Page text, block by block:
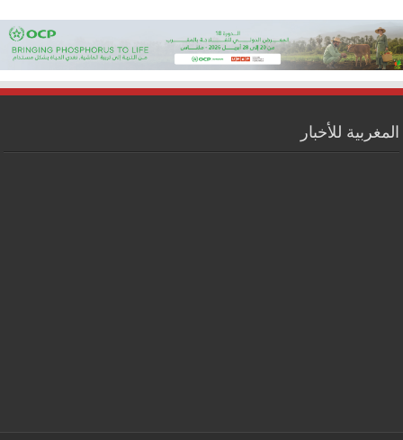
المغربية للأخبار